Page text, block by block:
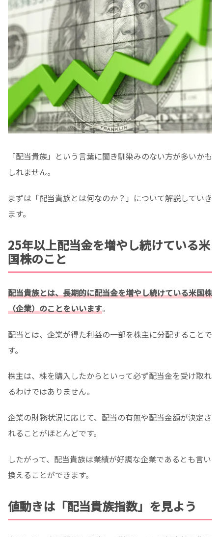
「配当貴族」という言葉に聞き馴染みのない方が多いかも
しれません。
まずは「配当貴族とは何なのか？」について解説していき
ます。
25年以上配当金を増やし続けている米
国株のこと
配当貴族とは、長期的に配当金を増やし続けている米国株
（企業）のことをいいます。
配当とは、企業が得た利益の一部を株主に分配することで
す。
株主は、株を購入したからといって必ず配当金を受け取れ
るわけではありません。
企業の財務状況に応じて、配当の有無や配当金額が決定さ
れることがほとんどです。
したがって、配当貴族は業績が好調な企業であるとも言い
換えることができます。
値動きは「配当貴族指数」を見よう